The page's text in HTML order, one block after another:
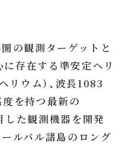
の観測ターゲットと
存在する準安定ヘリ
リウム）、波長1083
を持つ最新の
た観測機器を開発
ルバル諸島のロング